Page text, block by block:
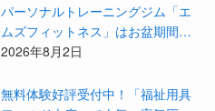
ン』を開催中！
パーソナルトレーニングジム「エ
ムズフィットネス」はお盆期間も
営業！会員様の結果を大公開★
2026年8月2日
無料体験好評受付中！「福祉用具